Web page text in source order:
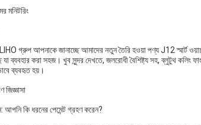
মনিটরিং
গ্রুপ আপনাকে জানাচ্ছে আমাদের নতুন তৈরি হওয়া পণ্য J12 স্মার্ট ওয়াচ -
যা ব্যবহার করা সহজ। খুব সুন্দর দেখতে, জলরোধী বৈশিষ্ট্য সহ, ব্লুটুথ কলিং
ব্যবহৃত হয়।
জিজ্ঞাসা
আপনি কি ধরনের পেমেন্ট গ্রহণ করেন?